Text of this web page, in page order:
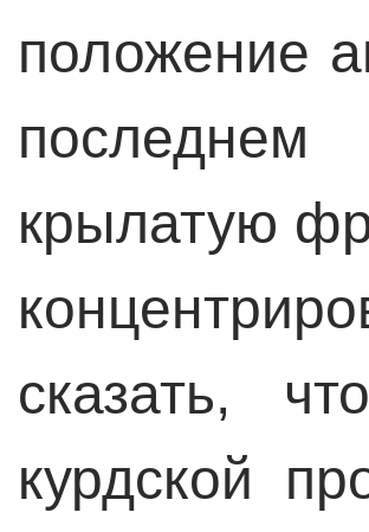
положение
крылатую
сказать,
курдской